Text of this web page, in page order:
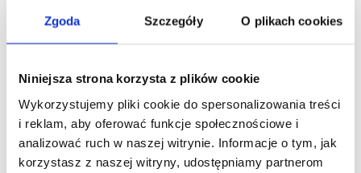
Zgoda Szczegóły O plikach cookies
Niniejsza strona korzysta z plików cookie
Wykorzystujemy pliki cookie do spersonalizowania treści
i reklam, aby oferować funkcje społecznościowe i
analizować ruch w naszej witrynie. Informacje o tym, jak
korzystasz z naszej witryny, udostępniamy partnerom